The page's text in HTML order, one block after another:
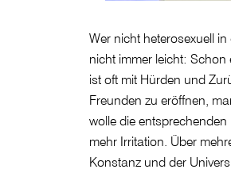
Wer nicht heterosexuell
nicht immer leicht:
ist oft mit Hürden und
Freunden zu eröffnen,
wolle die
mehr Irritation. Über
Konstanz und der